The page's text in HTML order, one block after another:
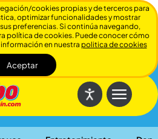
Cerrar
cookies propias y de terceros para
optimizar funcionalidades y mostrar
preferencias. Si continúa navegando,
política de cookies. Puede conocer cómo
en nuestra politica de cookies
Aceptar